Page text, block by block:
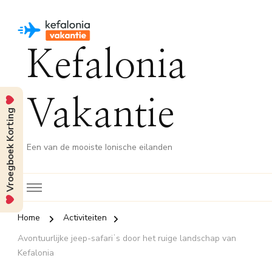
Kefalonia
Vakantie
Een van de mooiste Ionische eilanden
Home
Activiteiten
Avontuurlijke jeep-safariʼs door het ruige landschap van
Kefalonia
Vroegboek Korting